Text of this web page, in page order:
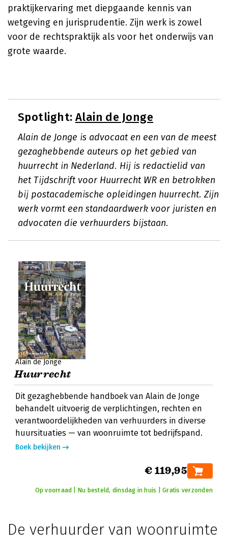
praktijkervaring met diepgaande kennis van
wetgeving en jurisprudentie. Zijn werk is zowel
voor de rechtspraktijk als voor het onderwijs van
grote waarde.
Spotlight: Alain de Jonge
Alain de Jonge is advocaat en een van de meest
gezaghebbende auteurs op het gebied van
huurrecht in Nederland. Hij is redactielid van
het Tijdschrift voor Huurrecht WR en betrokken
bij postacademische opleidingen huurrecht. Zijn
werk vormt een standaardwerk voor juristen en
advocaten die verhuurders bijstaan.
Alain de Jonge
Huurrecht
Dit gezaghebbende handboek van Alain de Jonge
behandelt uitvoerig de verplichtingen, rechten en
verantwoordelijkheden van verhuurders in diverse
huursituaties — van woonruimte tot bedrijfspand.
Boek bekijken
€ 119,95
Op voorraad | Nu besteld, dinsdag in huis | Gratis verzonden
De verhuurder van woonruimte